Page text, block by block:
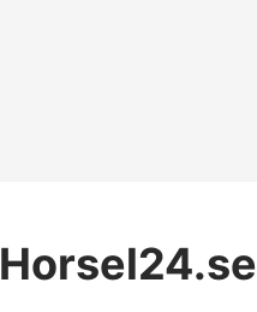
Horsel24.se